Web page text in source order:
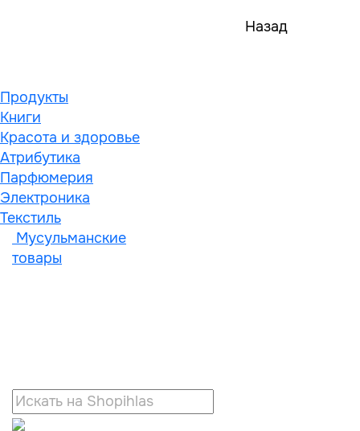
Назад
Продукты
Книги
Красота и здоровье
Атрибутика
Парфюмерия
Электроника
Текстиль
Мусульманские
товары